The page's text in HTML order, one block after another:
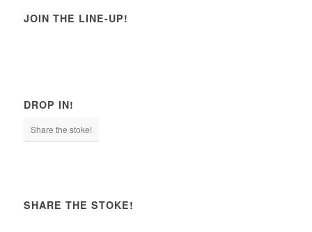
JOIN THE LINE-UP!
DROP IN!
Share the stoke!
SHARE THE STOKE!